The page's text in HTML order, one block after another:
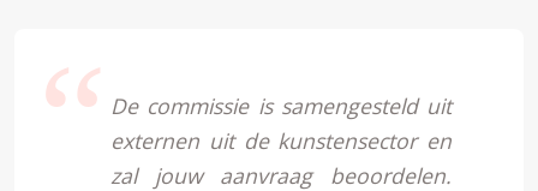
De commissie is samengesteld uit
externen uit de kunstensector en
zal jouw aanvraag beoordelen.